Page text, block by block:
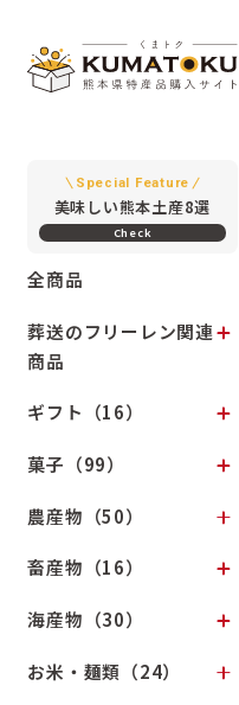
Special Feature
美味しい熊本土産8選
全商品
葬送のフリーレン関連
商品
ギフト（16）
菓子（99）
農産物（50）
畜産物（16）
海産物（30）
お米・麺類（24）